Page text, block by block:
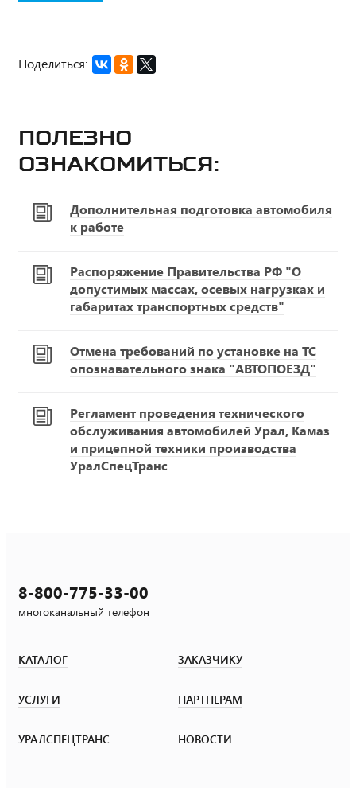
Поделиться:
Полезно
ознакомиться:
Дополнительная подготовка автомобиля
к работе
Распоряжение Правительства РФ "О
допустимых массах, осевых нагрузках и
габаритах транспортных средств"
Отмена требований по установке на ТС
опознавательного знака "АВТОПОЕЗД"
Регламент проведения технического
обслуживания автомобилей Урал, Камаз
и прицепной техники производства
УралСпецТранс
8-800-775-33-00
многоканальный телефон
КАТАЛОГ ЗАКАЗЧИКУ
УСЛУГИ ПАРТНЕРАМ
УРАЛСПЕЦТРАНС НОВОСТИ